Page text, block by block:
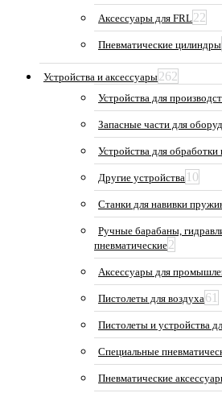
Аксессуары для FRL22
Пневматические цилиндры
Устройства и аксессуары262
Устройства для
Запасные части для
Устройства для обработки
Другие устройства 10
Станки для навивки
Ручные барабаны,
пневматические2
Аксессуары для
Пистолеты для воздуха61
Пистолеты и устройства
Специальные
Пневматические